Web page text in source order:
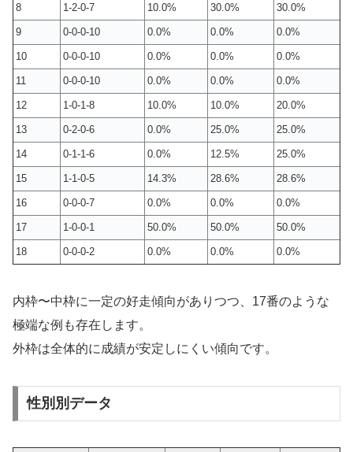
8 1-2-0-7 10.0% 30.0% 30.0%
9 0-0-0-10 0.0% 0.0% 0.0%
10 0-0-0-10 0.0% 0.0% 0.0%
11 0-0-0-10 0.0% 0.0% 0.0%
12 1-0-1-8 10.0% 10.0% 20.0%
13 0-2-0-6 0.0% 25.0% 25.0%
14 0-1-1-6 0.0% 12.5% 25.0%
15 1-1-0-5 14.3% 28.6% 28.6%
16 0-0-0-7 0.0% 0.0% 0.0%
17 1-0-0-1 50.0% 50.0% 50.0%
18 0-0-0-2 0.0% 0.0% 0.0%
内枠〜中枠に一定の好走傾向がありつつ、17番のような
極端な例も存在します。
外枠は全体的に成績が安定しにくい傾向です。
性別別データ